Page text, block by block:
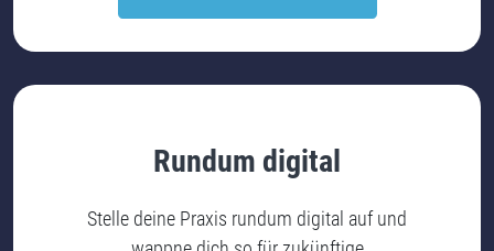
Rundum digital
Stelle deine Praxis rundum digital auf und